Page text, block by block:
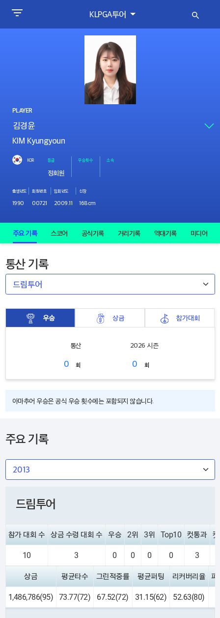
KLPGA투어
PLAYER
KIM Kyungyoun
KOR 등급
정회원
우승횟수 소속
출생년도
1990
회원번호
00721
입회년도
2009.11
신장
168cm
주요 기록 스코어 공식기록 거리기록 역대기록 미디어
통산 기록
우승 상금 참가대회
통산
0 회
2026 시즌
0 회
아마추어 우승은 공식 우승 횟수에는 포함되지 않습니다.
주요 기록
드림투어
참가 대회 수 상금 수령 대회 수 우승 2위 3위 Top10 컷통과
10 3 0 0 0 0 3
상금 평균타수 그린적중률 평균퍼팅 리커버리율 파
1,486,786(95) 73.77(72) 67.52(72) 31.15(62) 52.63(80)